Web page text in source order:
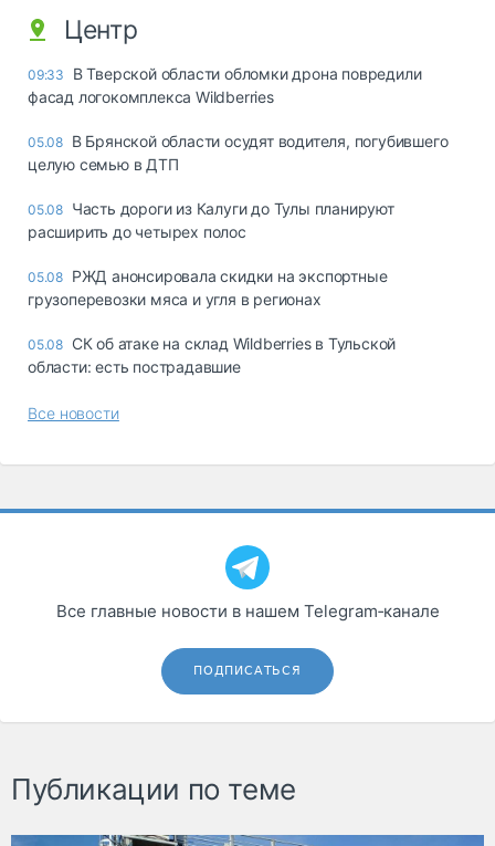
Центр
09:33
В Тверской области обломки дрона повредили
фасад логокомплекса Wildberries
05.08 В Брянской области осудят водителя, погубившего
целую семью в ДТП
05.08 Часть дороги из Калуги до Тулы планируют
расширить до четырех полос
05.08 РЖД анонсировала скидки на экспортные
грузоперевозки мяса и угля в регионах
05.08 СК об атаке на склад Wildberries в Тульской
области: есть пострадавшие
Все новости
Все главные новости в нашем Telegram‑канале
ПОДПИСАТЬСЯ
Публикации по теме